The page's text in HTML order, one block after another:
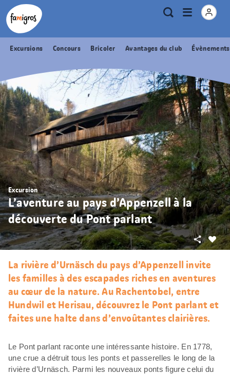
Signets
de
navigation
Header
Logo Métanavigation
RechercheOuvrir
Excursions Concours Bricoler Avantages du club
Excursion
L’aventure au pays d’Appenzell à la
découverte du Pont parlant
Partager
La rivière d’Urnäsch du pays d’Appenzell invite
les familles à des escapades riches en aventures
au cœur de la nature. Au Rachentobel, entre
Hundwil et Herisau, découvrez le Pont parlant et
faites une halte dans d’envoûtantes clairières.
Le Pont parlant raconte une intéressante histoire. En 1778,
une crue a détruit tous les ponts et passerelles le long de la
rivière d’Urnäsch. Parmi les nouveaux ponts figure celui du